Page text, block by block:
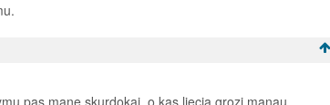
pas mane skurdokai, o kas liecia grozi manau